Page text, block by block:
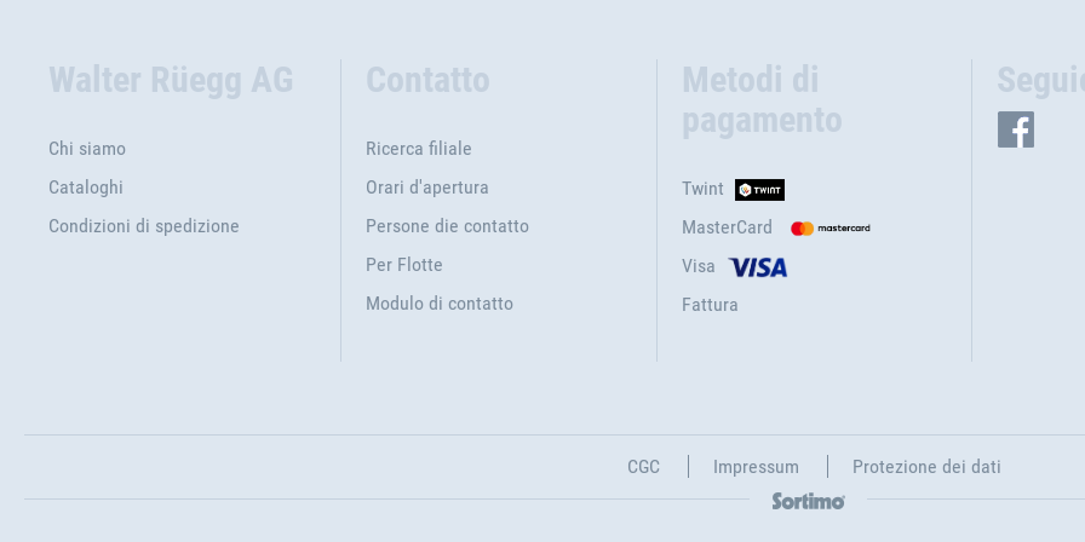
Walter Rüegg AG
Chi siamo
Cataloghi
Condizioni di spedizione
Contatto
Ricerca filiale
Orari d'apertura
Persone die contatto
Per Flotte
Modulo di contatto
Metodi di
pagamento
Twint
MasterCard
Visa
Fattura
CGC Impressum Protezione dei dati